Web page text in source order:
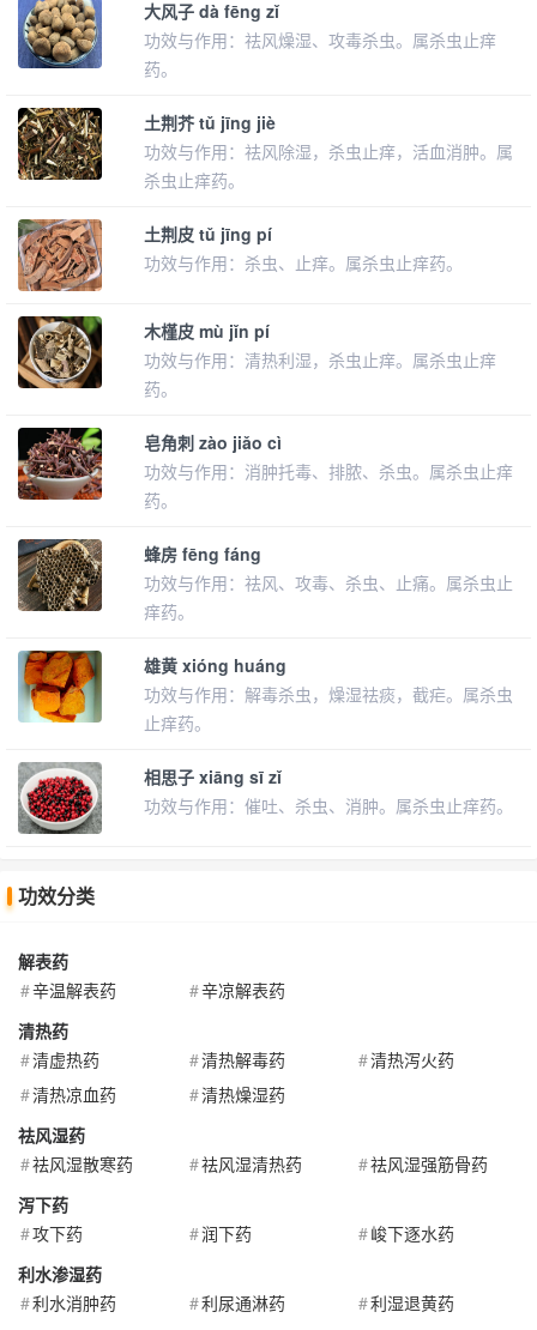
大风子 dà fēng zǐ
功效与作用：祛风燥湿、攻毒杀虫。属杀虫止痒
药。
土荆芥 tǔ jīng jiè
功效与作用：祛风除湿，杀虫止痒，活血消肿。属
杀虫止痒药。
土荆皮 tǔ jīng pí
功效与作用：杀虫、止痒。属杀虫止痒药。
木槿皮 mù jǐn pí
功效与作用：清热利湿，杀虫止痒。属杀虫止痒
药。
皂角刺 zào jiǎo cì
功效与作用：消肿托毒、排脓、杀虫。属杀虫止痒
药。
蜂房 fēng fáng
功效与作用：祛风、攻毒、杀虫、止痛。属杀虫止
痒药。
雄黄 xióng huáng
功效与作用：解毒杀虫，燥湿祛痰，截疟。属杀虫
止痒药。
相思子 xiāng sī zǐ
功效与作用：催吐、杀虫、消肿。属杀虫止痒药。
功效分类
解表药
辛温解表药
辛凉解表药
清热药
清虚热药
清热解毒药
清热泻火药
清热凉血药
清热燥湿药
祛风湿药
祛风湿散寒药
祛风湿清热药
祛风湿强筋骨药
泻下药
攻下药
润下药
峻下逐水药
利水渗湿药
利水消肿药
利尿通淋药
利湿退黄药